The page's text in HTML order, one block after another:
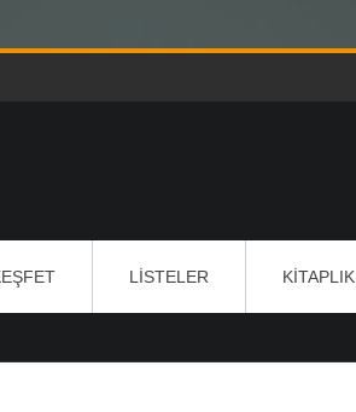
LISTELER KITAPLIK